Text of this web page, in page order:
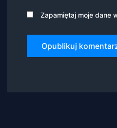
Zapamiętaj moje dane